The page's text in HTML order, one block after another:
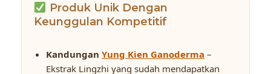
Produk Unik Dengan
Keunggulan Kompetitif
Kandungan Yung Kien Ganoderma –
Ekstrak Lingzhi yang sudah mendapatkan